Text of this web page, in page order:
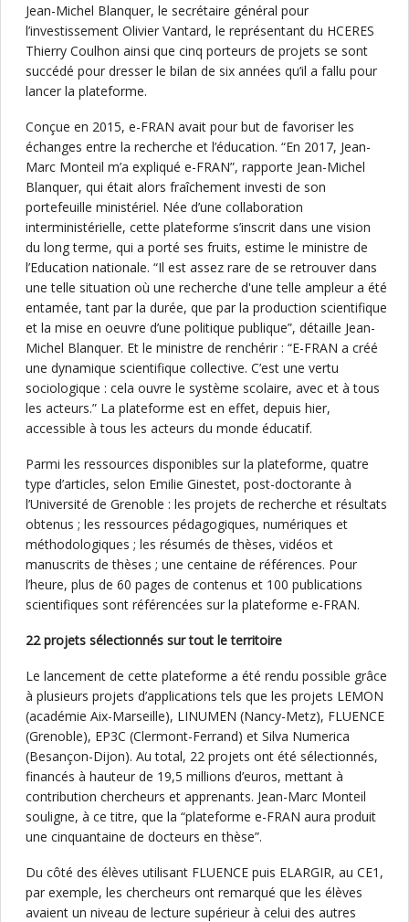
Jean-Michel Blanquer, le secrétaire général pour
l’investissement Olivier Vantard, le représentant du HCERES
Thierry Coulhon ainsi que cinq porteurs de projets se sont
succédé pour dresser le bilan de six années qu’il a fallu pour
lancer la plateforme.
Conçue en 2015, e-FRAN avait pour but de favoriser les
échanges entre la recherche et l’éducation. “En 2017, Jean-
Marc Monteil m’a expliqué e-FRAN”, rapporte Jean-Michel
Blanquer, qui était alors fraîchement investi de son
portefeuille ministériel. Née d’une collaboration
interministérielle, cette plateforme s’inscrit dans une vision
du long terme, qui a porté ses fruits, estime le ministre de
l’Education nationale. “Il est assez rare de se retrouver dans
une telle situation où une recherche d'une telle ampleur a été
entamée, tant par la durée, que par la production scientifique
et la mise en oeuvre d’une politique publique”, détaille Jean-
Michel Blanquer. Et le ministre de renchérir : “E-FRAN a créé
une dynamique scientifique collective. C’est une vertu
sociologique : cela ouvre le système scolaire, avec et à tous
les acteurs.” La plateforme est en effet, depuis hier,
accessible à tous les acteurs du monde éducatif.
Parmi les ressources disponibles sur la plateforme, quatre
type d’articles, selon Emilie Ginestet, post-doctorante à
l’Université de Grenoble : les projets de recherche et résultats
obtenus ; les ressources pédagogiques, numériques et
méthodologiques ; les résumés de thèses, vidéos et
manuscrits de thèses ; une centaine de références. Pour
l’heure, plus de 60 pages de contenus et 100 publications
scientifiques sont référencées sur la plateforme e-FRAN.
22 projets sélectionnés sur tout le territoire
Le lancement de cette plateforme a été rendu possible grâce
à plusieurs projets d’applications tels que les projets LEMON
(académie Aix-Marseille), LINUMEN (Nancy-Metz), FLUENCE
(Grenoble), EP3C (Clermont-Ferrand) et Silva Numerica
(Besançon-Dijon). Au total, 22 projets ont été sélectionnés,
financés à hauteur de 19,5 millions d’euros, mettant à
contribution chercheurs et apprenants. Jean-Marc Monteil
souligne, à ce titre, que la “plateforme e-FRAN aura produit
une cinquantaine de docteurs en thèse”.
Du côté des élèves utilisant FLUENCE puis ELARGIR, au CE1,
par exemple, les chercheurs ont remarqué que les élèves
avaient un niveau de lecture supérieur à celui des autres